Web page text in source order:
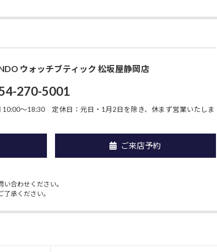
ウォッチブティック 松坂屋静岡店
270-5001
10:00〜18:30
定休日：元日・1月2日を除き、休まず営業いたしま
ご来店予約
合わせください。
承ください。